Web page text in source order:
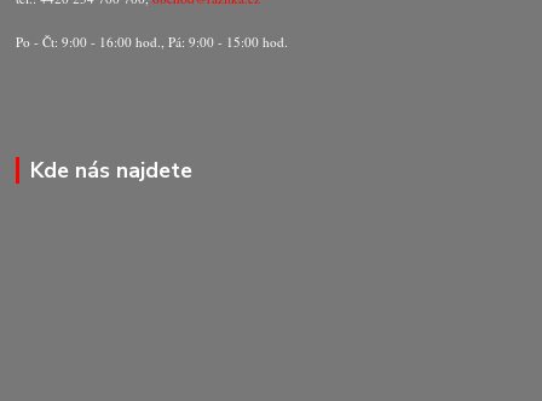
Po - Čt: 9:00 - 16:00 hod., Pá: 9:00 - 15:00 hod.
Kde nás najdete